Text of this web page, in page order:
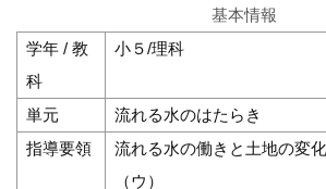
基本情報
学年 / 教
科
小５/理科
単元
流れる水のはたらき
指導要領
流れる水の働きと土地の変
（ウ）